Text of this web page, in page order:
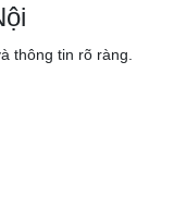
thông tin rõ ràng.